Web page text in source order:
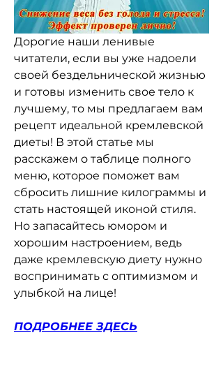
Дорогие наши ленивые
читатели, если вы уже надоели
своей бездельнической жизнью
и готовы изменить свое тело к
лучшему, то мы предлагаем вам
рецепт идеальной кремлевской
диеты! В этой статье мы
расскажем о таблице полного
меню, которое поможет вам
сбросить лишние килограммы и
стать настоящей иконой стиля.
Но запасайтесь юмором и
хорошим настроением, ведь
даже кремлевскую диету нужно
воспринимать с оптимизмом и
улыбкой на лице!
ПОДРОБНЕЕ ЗДЕСЬ